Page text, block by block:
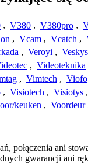
, V380 , V380pro ,
, Vcam , Vcatch ,
, Veroyi , Veskys
, Videoteknika
, Vimtech , Viofo
, Visiotech , Visiotys ,
keuken , Voordeur
połączenia ani
gwarancji ani